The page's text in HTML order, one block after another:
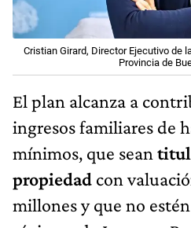
Cristian Girard, Director Ejecutivo de
Provincia de
El plan alcanza a
ingresos familiares de
mínimos, que sean
propiedad con
millones y que no